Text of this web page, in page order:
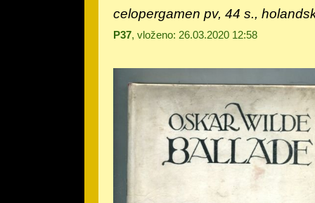
celopergamen pv, 44 s.,
P37, vloženo: 26.03.2020 12:58